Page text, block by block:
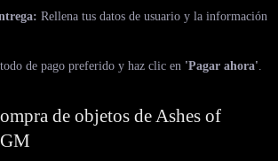
Rellena tus datos de usuario y la información
de pago preferido y haz clic en 'Pagar ahora'
de objetos de Ashes of